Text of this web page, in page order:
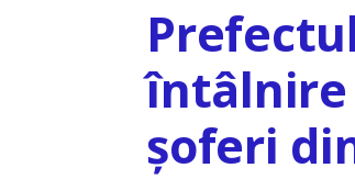
întâlnire
șoferi